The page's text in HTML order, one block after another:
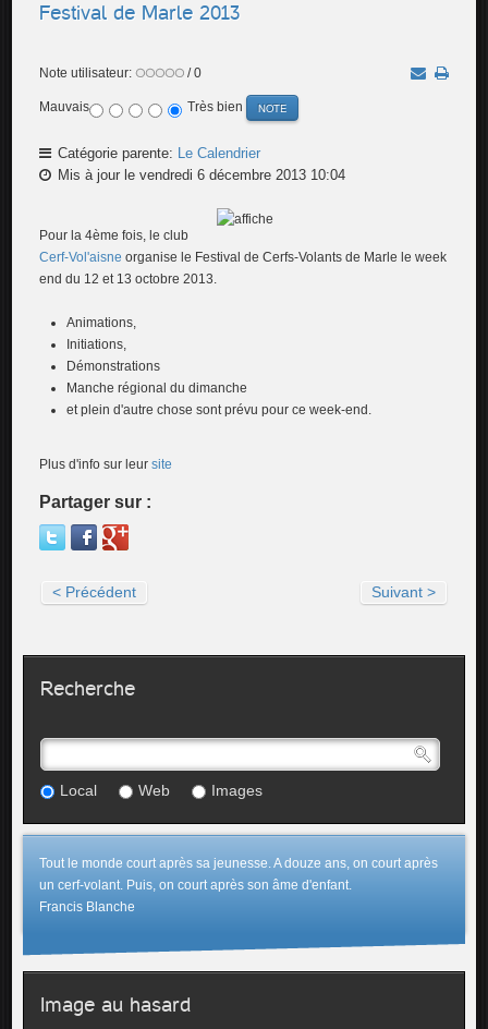
Festival de Marle 2013
Note utilisateur: / 0
Mauvais Très bien
Catégorie parente: Le Calendrier
Mis à jour le vendredi 6 décembre 2013 10:04
Pour la 4ème fois, le club
Cerf-Vol'aisne organise le Festival de Cerfs-Volants de Marle le week
end du 12 et 13 octobre 2013.
Animations,
Initiations,
Démonstrations
Manche régional du dimanche
et plein d'autre chose sont prévu pour ce week-end.
Plus d'info sur leursite
Partager sur :
< Précédent Suivant >
Recherche
Local Web Images
Tout le monde court après sa jeunesse. A douze ans, on court après
un cerf-volant. Puis, on court après son âme d'enfant.
Francis Blanche
Image au hasard